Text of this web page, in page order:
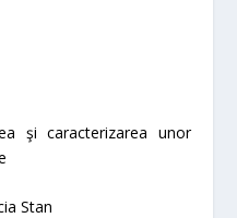
şi caracterizarea unor
Stan